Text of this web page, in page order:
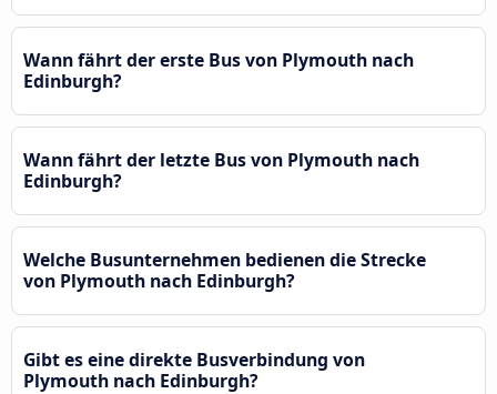
Wann fährt der erste Bus von Plymouth nach
Edinburgh?
Wann fährt der letzte Bus von Plymouth nach
Edinburgh?
Welche Busunternehmen bedienen die Strecke
von Plymouth nach Edinburgh?
Gibt es eine direkte Busverbindung von
Plymouth nach Edinburgh?